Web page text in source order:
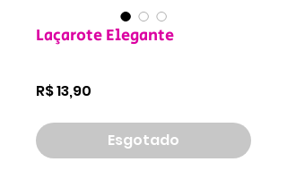
Laçarote Elegante
R$ 13,90
Esgotado